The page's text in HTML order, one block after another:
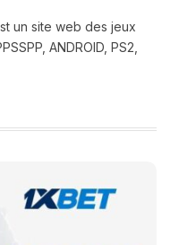
un site web des jeux
ANDROID, PS2,